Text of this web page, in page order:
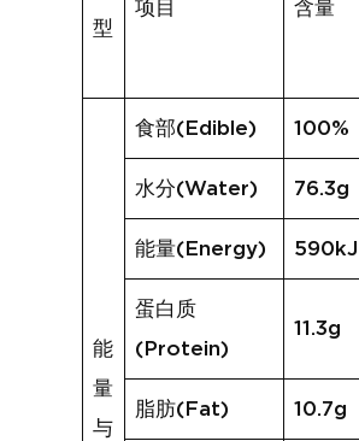
型
项目 含量
能
量
与
食部(Edible) 100%
水分(Water) 76.3g
能量(Energy) 590kJ
蛋白质
(Protein)
11.3g
脂肪(Fat) 10.7g